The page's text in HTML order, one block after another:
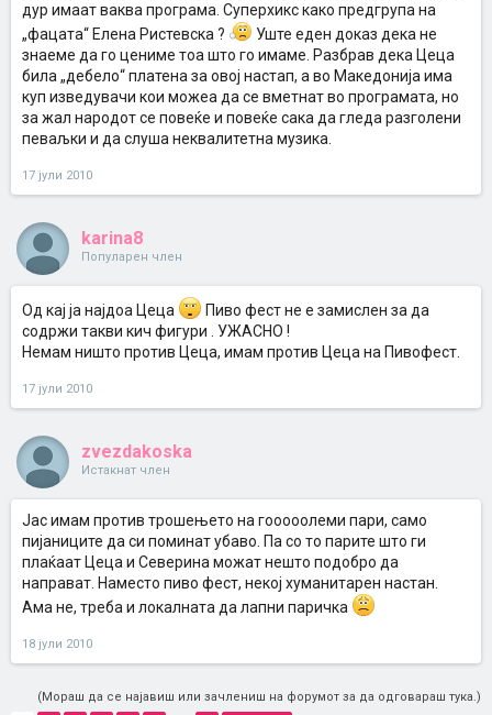
дур имаат ваква програма. Суперхикс како предгрупа на
„фацата“ Елена Ристевска ?
Уште еден доказ дека не
знаеме да го цениме тоа што го имаме. Разбрав дека Цеца
била „дебело“ платена за овој настап, а во Македонија има
куп изведувачи кои можеа да се вметнат во програмата, но
за жал народот се повеќе и повеќе сака да гледа разголени
певаљки и да слуша неквалитетна музика.
17 јули 2010
karina8
Популарен член
Од кај ја најдоа Цеца
Пиво фест не е замислен за да
содржи такви кич фигури . УЖАСНО !
Немам ништо против Цеца, имам против Цеца на Пивофест.
17 јули 2010
zvezdakoska
Истакнат член
Јас имам против трошењето на гооооолеми пари, само
пијаниците да си поминат убаво. Па со то парите што ги
плаќаат Цеца и Северина можат нешто подобро да
направат. Наместо пиво фест, некој хуманитарен настан.
Ама не, треба и локалната да лапни паричка
18 јули 2010
(Мораш да се најавиш или зачлениш на форумот за да одговараш тука.)